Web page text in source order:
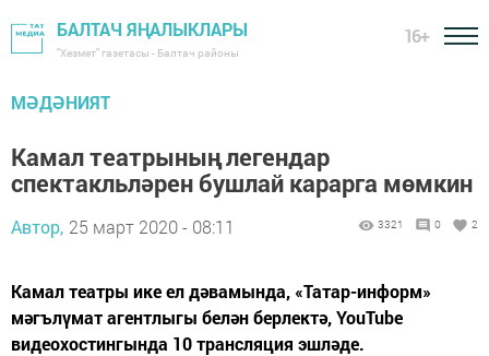
БАЛТАЧ ЯҢАЛЫКЛАРЫ
"Хезмәт" газетасы - Балтач районы
16+
МӘДӘНИЯТ
Камал театрының легендар
спектакльләрен бушлай карарга мөмкин
Автор, 25 март 2020 - 08:11 3321 0 2
Камал театры ике ел дәвамында, «Татар-информ»
мәгълүмат агентлыгы белән берлектә, YouTube
видеохостингында 10 трансляция эшләде.